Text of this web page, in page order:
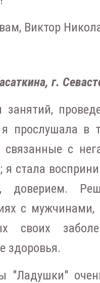
Виктор
г.
занятий,
я прослушала в
связанные с
я стала
доверием.
с мужчинами,
своих
здоровья.
"Ладушки"